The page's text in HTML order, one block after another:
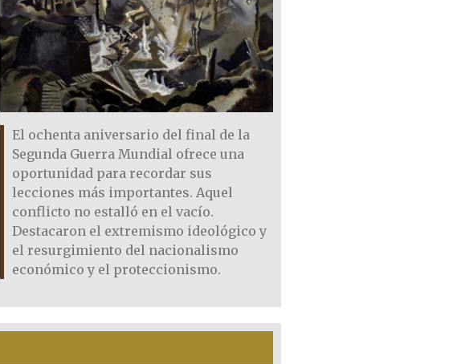
El ochenta aniversario del final de la
Segunda Guerra Mundial ofrece una
oportunidad para recordar sus
lecciones más importantes. Aquel
conflicto no estalló en el vacío.
Destacaron el extremismo ideológico y
el resurgimiento del nacionalismo
económico y el proteccionismo.